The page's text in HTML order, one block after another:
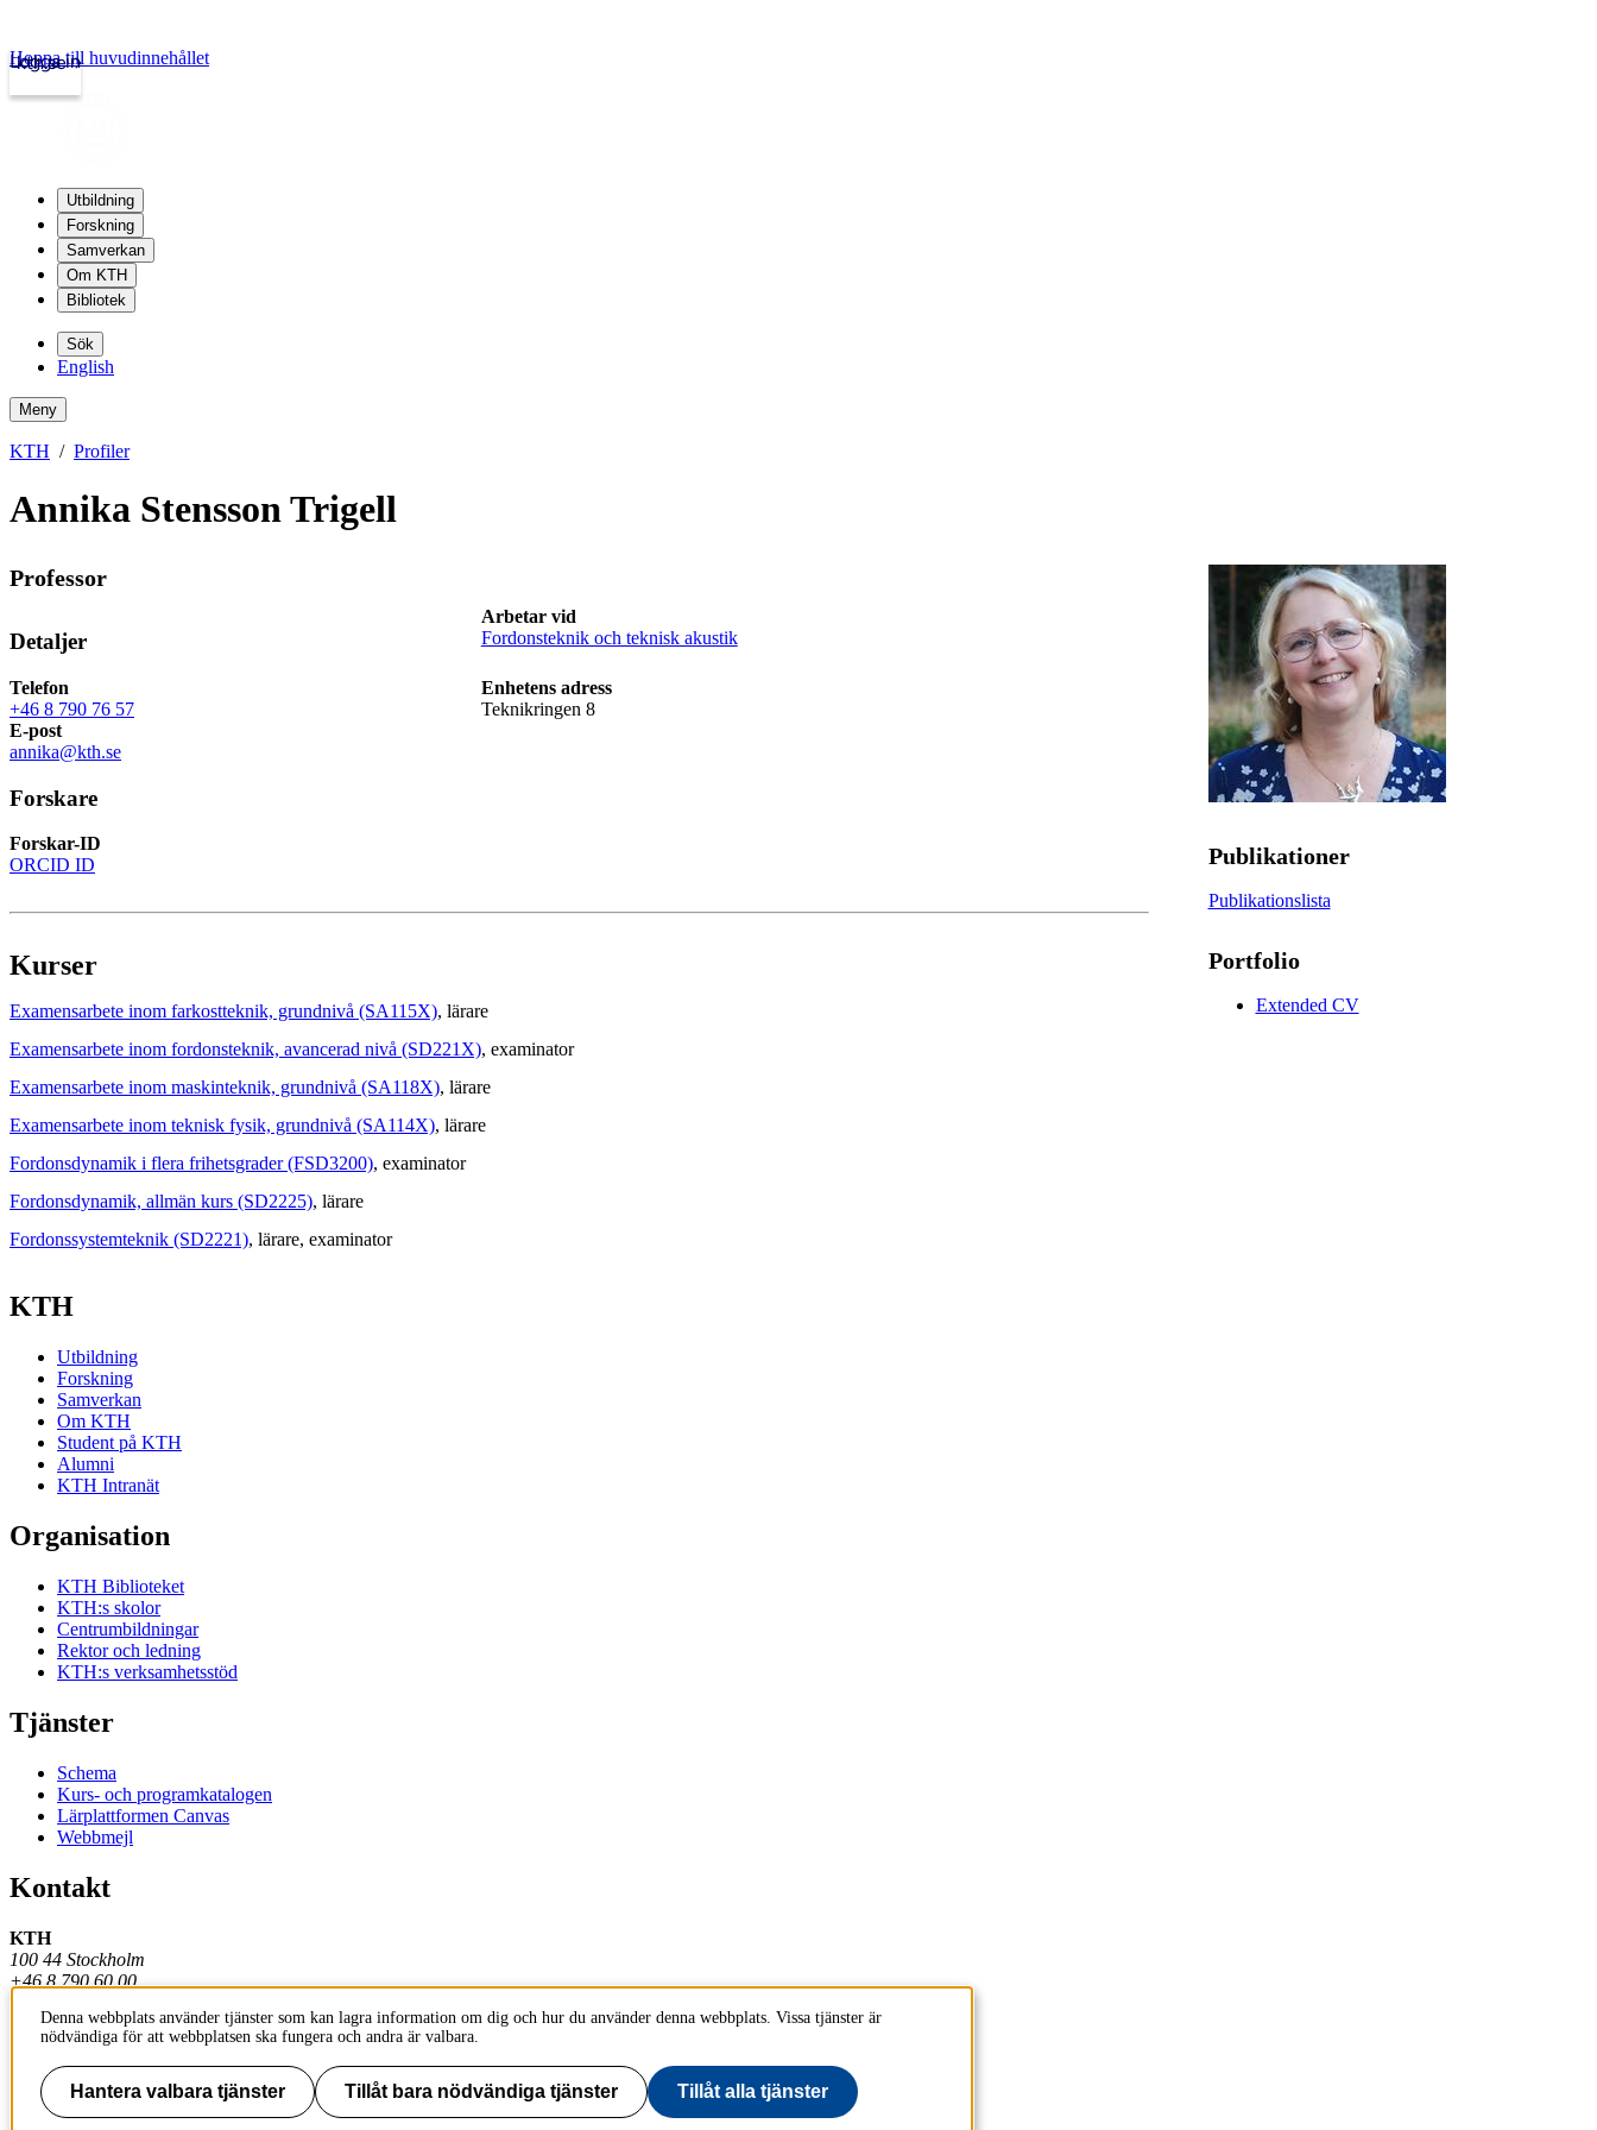
kth.se
Logga in
Hoppa till huvudinnehållet
Utbildning
Forskning
Samverkan
Om KTH
Bibliotek
Sök
English
Meny
KTH Profiler
Annika Stensson Trigell
Professor
Detaljer
Arbetar vid
Fordonsteknik och teknisk akustik
Telefon
+46 8 790 76 57
Enhetens adress
Teknikringen 8
E-post
annika@kth.se
Forskare
Forskar-ID
ORCID ID
Kurser
Examensarbete inom farkostteknik, grundnivå (SA115X), lärare
Examensarbete inom fordonsteknik, avancerad nivå (SD221X), examinator
Examensarbete inom maskinteknik, grundnivå (SA118X), lärare
Examensarbete inom teknisk fysik, grundnivå (SA114X), lärare
Fordonsdynamik i flera frihetsgrader (FSD3200), examinator
Fordonsdynamik, allmän kurs (SD2225), lärare
Fordonssystemteknik (SD2221), lärare, examinator
Publikationer
Publikationslista
Portfolio
Extended CV
KTH
Utbildning
Forskning
Samverkan
Om KTH
Student på KTH
Alumni
KTH Intranät
Organisation
KTH Biblioteket
KTH:s skolor
Centrumbildningar
Rektor och ledning
KTH:s verksamhetsstöd
Tjänster
Schema
Kurs- och programkatalogen
Lärplattformen Canvas
Webbmejl
Kontakt
KTH
100 44 Stockholm
+46 8 790 60 00
Kontakta KTH
Jobba på KTH
Press och media
Faktura och betalning KTH
Om KTH:s webbplatser
Denna webbplats använder tjänster som kan lagra information om dig och hur du använder denna webbplats. Vissa tjänster är
nödvändiga för att webbplatsen ska fungera och andra är valbara.
Hantera valbara tjänster Tillåt bara nödvändiga tjänster Tillåt alla tjänster